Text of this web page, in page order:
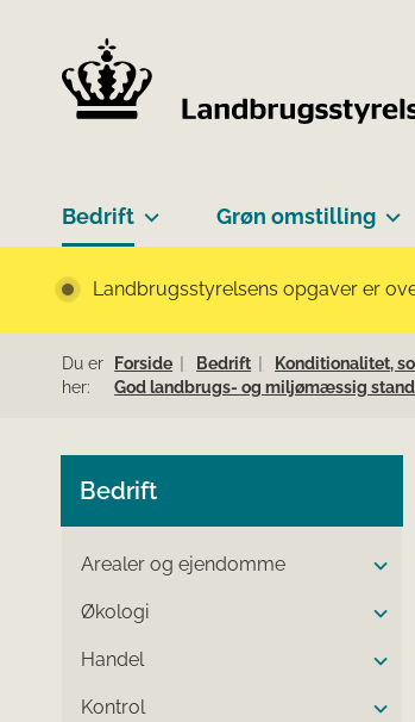
Bedrift Grøn omstilling
Landbrugsstyrelsens opgaver er
Du er
her:
Forside Bedrift Konditionalitet,
God landbrugs- og miljømæssig stand
Bedrift
Arealer og ejendomme
Økologi
Handel
Kontrol